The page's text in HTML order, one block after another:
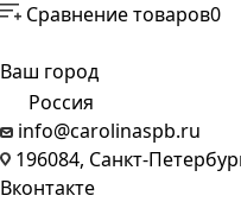
Сравнение товаров0
Ваш город
Россия
info@carolinaspb.ru
196084, Санкт-
Вконтакте